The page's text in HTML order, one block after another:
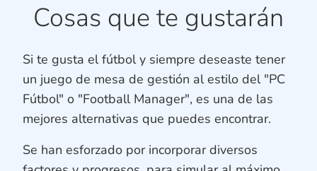
Cosas que te gustarán
Si te gusta el fútbol y siempre deseaste tener
un juego de mesa de gestión al estilo del "PC
Fútbol" o "Football Manager", es una de las
mejores alternativas que puedes encontrar.
Se han esforzado por incorporar diversos